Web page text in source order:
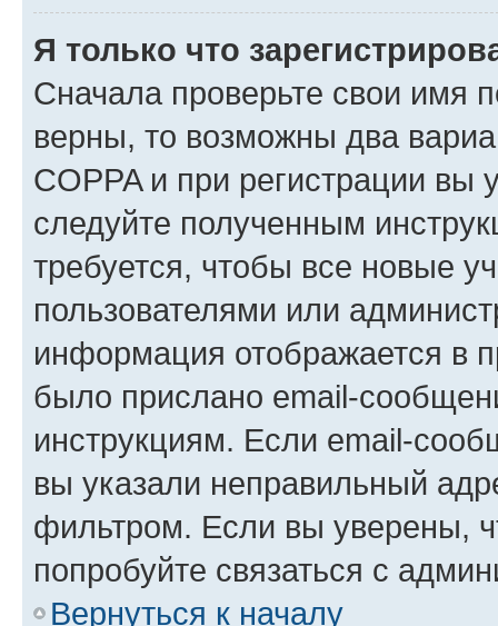
Я только что
Сначала проверьте свои имя
верны, то возможны два
COPPA и при регистрации вы
следуйте полученным
требуется, чтобы все новые
пользователями или
информация отображается в
было прислано email-
инструкциям. Если email-
вы указали неправильный
фильтром. Если вы уверены,
попробуйте связаться с
Вернуться к началу